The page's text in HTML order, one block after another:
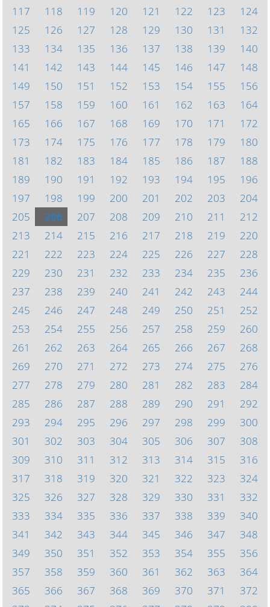
117
118 119 120 121 122 123
124
125
126 127 128 129 130 131
132
133
134 135 136 137 138 139
140
141
142 143 144 145 146 147
148
149
150 151 152 153 154 155
156
157
158 159 160 161 162 163
164
165
166 167 168 169 170 171
172
173
174 175 176 177 178 179
180
181
182 183 184 185 186 187
188
189
190 191 192 193 194 195
196
197
198 199 200 201 202 203
204
205
206 207 208 209 210 211
212
213
214 215 216 217 218 219
220
221
222 223 224 225 226 227
228
229
230 231 232 233 234 235
236
237
238 239 240 241 242 243
244
245
246 247 248 249 250 251
252
253
254 255 256 257 258 259
260
261
262 263 264 265 266 267
268
269
270 271 272 273 274 275
276
277
278 279 280 281 282 283
284
285
286 287 288 289 290 291
292
293
294 295 296 297 298 299
300
301
302 303 304 305 306 307
308
309
310 311 312 313 314 315
316
317
318 319 320 321 322 323
324
325
326 327 328 329 330 331
332
333
334 335 336 337 338 339
340
341
342 343 344 345 346 347
348
349
350 351 352 353 354 355
356
357
358 359 360 361 362 363
364
365
366 367 368 369 370 371
372